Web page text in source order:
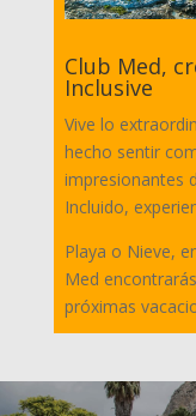
Club Med,
Inclusive
Vive lo
hecho sentir
impresionantes
Incluido,
Playa o Nieve,
Med
próximas